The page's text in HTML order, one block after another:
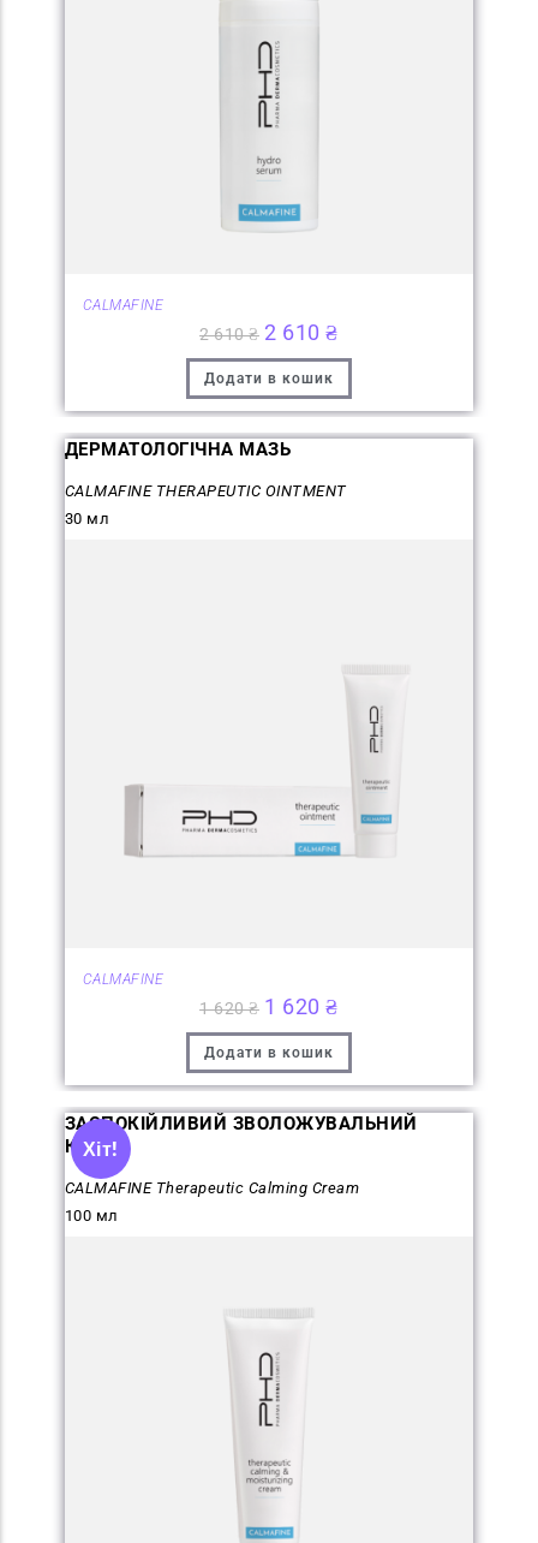
CALMAFINE
2 610₴ 2 610₴
Додати в кошик
ДЕРМАТОЛОГІЧНА МАЗЬ
CALMAFINE THERAPEUTIC OINTMENT
30 мл
CALMAFINE
1 620₴ 1 620₴
Додати в кошик
Хіт!
ЗАСПОКІЙЛИВИЙ ЗВОЛОЖУВАЛЬНИЙ
КРЕМ
CALMAFINE Therapeutic Calming Cream
100 мл